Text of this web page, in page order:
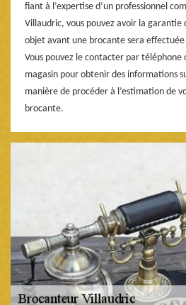
fiant à l’expertise d’un professionnel
Villaudric, vous pouvez avoir la garantie
objet avant une brocante sera
Vous pouvez le contacter par téléphone
magasin pour obtenir des informations
manière de procéder à l’estimation de
brocante.